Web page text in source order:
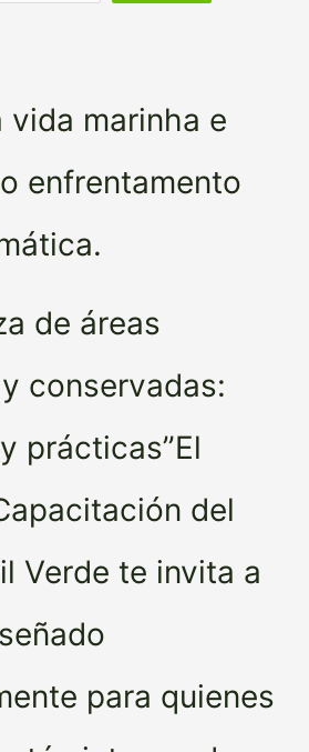
vida marinha e
enfrentamento
de áreas
conservadas:
prácticas”El
del
Verde te invita a
para quienes